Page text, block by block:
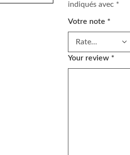
indiqués avec *
Votre note *
Your review *